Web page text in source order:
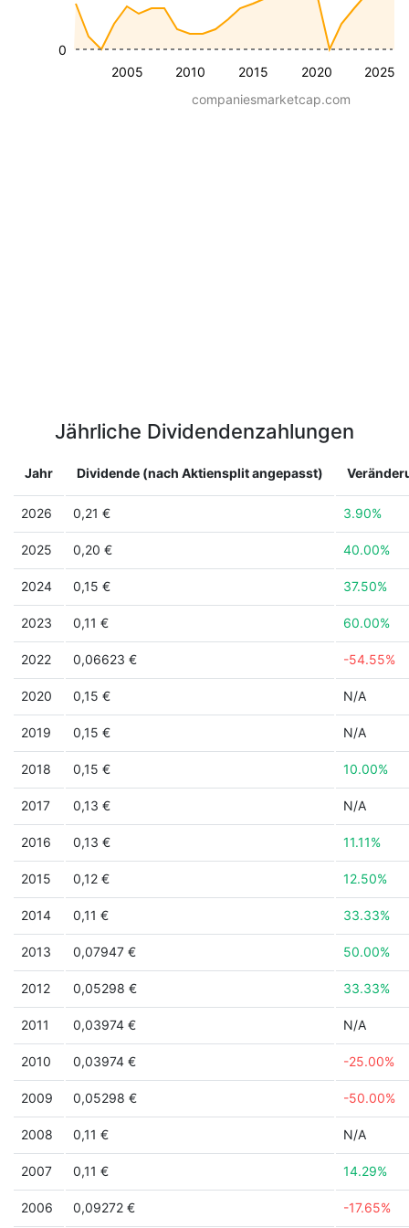
2005 2010 2015 2020 2025
0
companiesmarketcap.com
Jährliche Dividendenzahlungen
Jahr Dividende (nach Aktiensplit angepasst)
2026 0,21 € 3.90%
2025 0,20 € 40.00%
2024 0,15 € 37.50%
2023 0,11 € 60.00%
2022 0,06623 € -54.55%
2020 0,15 € N/A
2019 0,15 € N/A
2018 0,15 € 10.00%
2017 0,13 € N/A
2016 0,13 € 11.11%
2015 0,12 € 12.50%
2014 0,11 € 33.33%
2013 0,07947 € 50.00%
2012 0,05298 € 33.33%
2011 0,03974 € N/A
2010 0,03974 € -25.00%
2009 0,05298 € -50.00%
2008 0,11 € N/A
2007 0,11 € 14.29%
2006 0,09272 € -17.65%